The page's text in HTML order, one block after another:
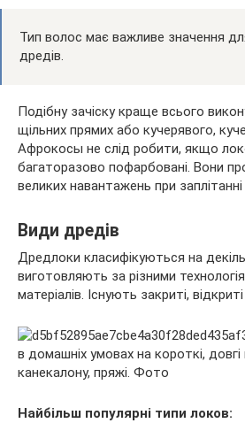
Тип волос має важливе значення
дредів.
Подібну зачіску краще всього
щільних прямих або кучерявого,
Афрокосы не слід робити, якщо
багаторазово пофарбовані. Вони
великих навантажень при заплітанні
Види дредів
Дредлоки класифікуються на
виготовляють за різними
матеріалів. Існують закриті,
Найбільш популярні типи локов: